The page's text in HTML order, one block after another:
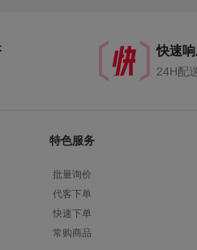
快速
24H配
特色服务
批量询价
代客下单
快速下单
常购商品